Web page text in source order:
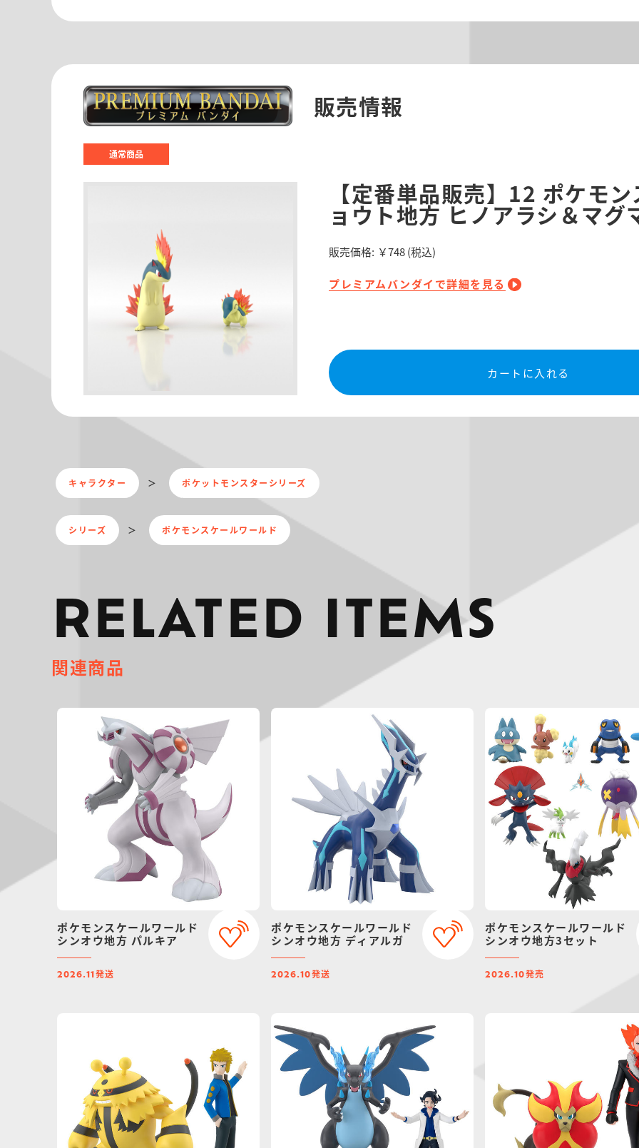
販売情報
通常商品
【定番単品販売】12 ポケモ
ョウト地方 ヒノアラシ＆マグ
販売価格: ￥748(税込)
プレミアムバンダイで詳細を見る
カートに入れる
キャラクター ポケットモンスターシリーズ
シリーズ ポケモンスケールワールド
RELATED ITEMS
関連商品
ポケモンスケールワールド
シンオウ地方 パルキア
2026.11 発送
ポケモンスケールワールド
シンオウ地方 ディアルガ
2026.10発送
ポケモンスケールワールド
シンオウ地方3セット
2026.10発売